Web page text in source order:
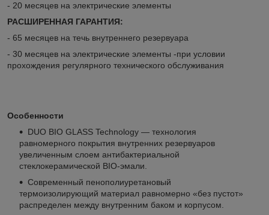
- 20 месяцев на электрические элементы
РАСШИРЕННАЯ ГАРАНТИЯ:
- 65 месяцев на течь внутреннего резервуара
- 30 месяцев на электрические элементы -при условии
прохождения регулярного технического обслуживания
Особенности
DUO BIO GLASS Technology — технология
равномерного покрытия внутренних резервуаров
увеличенным слоем антибактериальной
стеклокерамической BIO-эмали.
Современный пенополиуретановый
термоизолирующий материал равномерно «без пустот»
распределен между внутренним баком и корпусом.